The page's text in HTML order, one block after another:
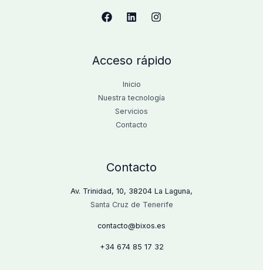
Acceso rápido
Inicio
Nuestra tecnología
Servicios
Contacto
Contacto
Av. Trinidad, 10, 38204 La Laguna,
Santa Cruz de Tenerife
contacto@bixos.es
+34 674 85 17 32